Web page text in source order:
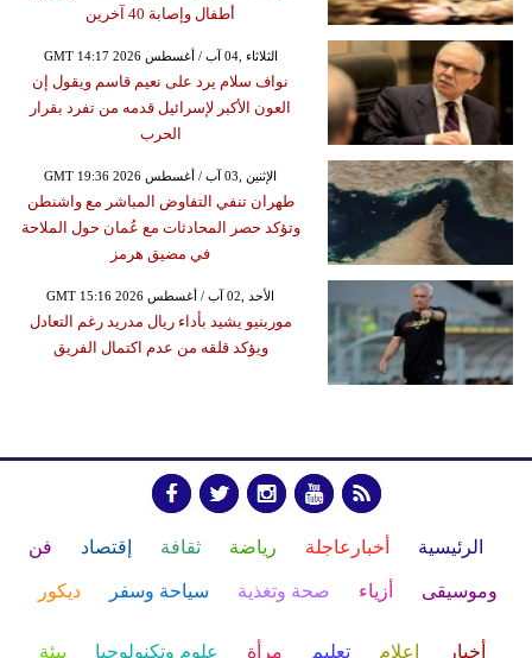
أطفال وإصابة 40 آخرين
GMT 14:17 2026 الثلاثاء ,04 آب / أغسطس
نواف سلام يرد على نعيم قاسم ويقول إن
العون الأكبر لإسرائيل قدمه من تفرد بقرار
الحرب
GMT 19:36 2026 الإثنين ,03 آب / أغسطس
طهران تنفي التفاوض المباشر مع واشنطن
وتؤكد حصر المحادثات مع عُمان حول الملاحة
في مضيق هرمز
GMT 15:16 2026 الأحد ,02 آب / أغسطس
مورينيو يشيد بأداء ريال مدريد رغم التعادل
ويؤكد قلقه من عدم اكتمال الفريق
الرئيسية أخبارعاجلة رياضة ثقافة إقتصاد فن
وموسيقى أزياء صحة وتغذية سياحة وسفر ديكور
أخبار إعلام تعليم مرأة علوم وتكنولوجيا بيئة